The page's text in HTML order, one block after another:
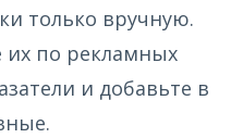
только вручную.
их по рекламных
и добавьте в